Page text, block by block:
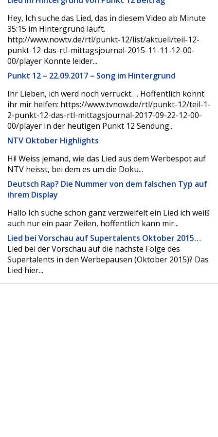
Hey, Ich suche das Lied, das in diesem Video ab Minute
35:15 im Hintergrund läuft.
http://www.nowtv.de/rtl/punkt-12/list/aktuell/teil-12-
punkt-12-das-rtl-mittagsjournal-2015-11-11-12-00-
00/player Konnte leider...
Punkt 12 – 22.09.2017 – Song im Hintergrund
Ihr Lieben, ich werd noch verrückt…. Hoffentlich könnt
ihr mir helfen: https://www.tvnow.de/rtl/punkt-12/teil-1-
2-punkt-12-das-rtl-mittagsjournal-2017-09-22-12-00-
00/player In der heutigen Punkt 12 Sendung...
NTV Oktober Highlights
Hi! Weiss jemand, wie das Lied aus dem Werbespot auf
NTV heisst, bei dem es um die Doku...
Deutsch Rap? Die Nummer von dem falschen Typ auf
ihrem Display
Hallo Ich suche schon ganz verzweifelt ein Lied ich weiß
auch nur ein paar Zeilen, hoffentlich kann mir...
Lied bei Vorschau auf Supertalents Oktober 2015…
Lied bei der Vorschau auf die nächste Folge des
Supertalents in den Werbepausen (Oktober 2015)? Das
Lied hier...